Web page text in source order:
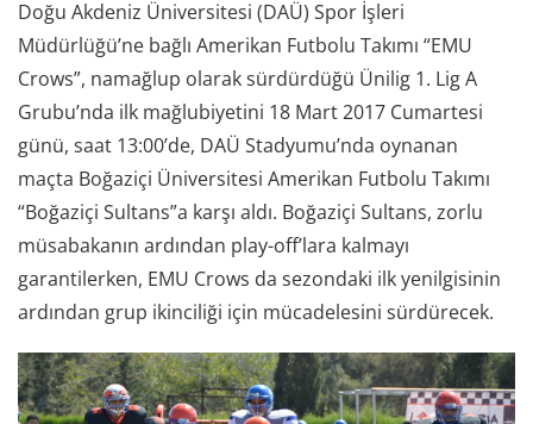
Doğu Akdeniz Üniversitesi (DAÜ) Spor İşleri
Müdürlüğü’ne bağlı Amerikan Futbolu Takımı “EMU
Crows”, namağlup olarak sürdürdüğü Ünilig 1. Lig A
Grubu’nda ilk mağlubiyetini 18 Mart 2017 Cumartesi
günü, saat 13:00’de, DAÜ Stadyumu’nda oynanan
maçta Boğaziçi Üniversitesi Amerikan Futbolu Takımı
“Boğaziçi Sultans”a karşı aldı. Boğaziçi Sultans, zorlu
müsabakanın ardından play-off’lara kalmayı
garantilerken, EMU Crows da sezondaki ilk yenilgisinin
ardından grup ikinciliği için mücadelesini sürdürecek.